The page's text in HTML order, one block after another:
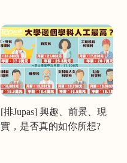
[排Jupas] 興趣、前景、現
實，是否真的如你所想?